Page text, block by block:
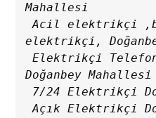
Mahallesi
Acil elektrikçi ,bursa yetkili
elektrikçi,
Elektrikçi Telefon numarası,
Doğanbey Mahallesi
Açık Elektrikçi Doğanbey Mahallesi